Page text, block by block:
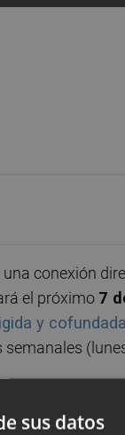
conexión
el próximo 7
y
de la
de San
sus datos